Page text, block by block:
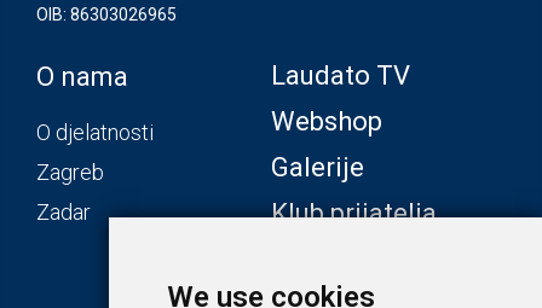
We use cookies
OIB: 86303026965
O nama
O djelatnosti
Zagreb
Zadar
Laudato TV
Webshop
Galerije
Klub prijatelja